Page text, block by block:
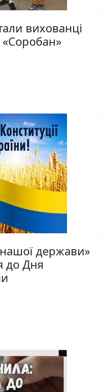
вихованці
держави»
до Дня